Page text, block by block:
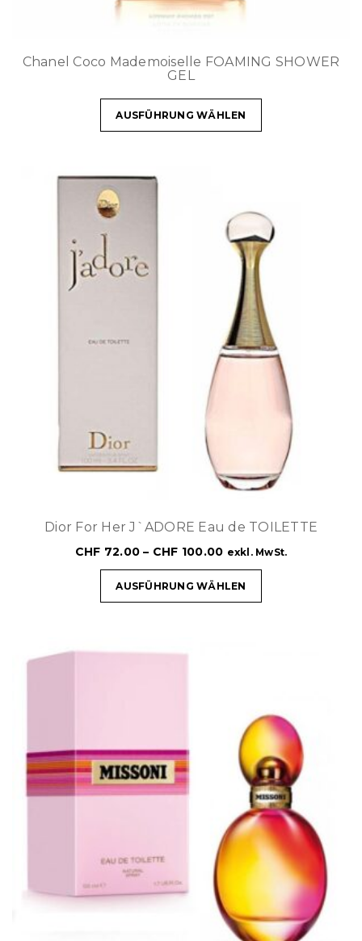
Chanel Coco Mademoiselle FOAMING SHOWER
GEL
AUSFÜHRUNG WÄHLEN
Dior For Her J`ADORE Eau de TOILETTE
CHF 72.00 – CHF 100.00 exkl. MwSt.
AUSFÜHRUNG WÄHLEN